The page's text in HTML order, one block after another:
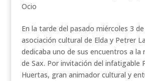
Ocio
En la tarde del pasado miércoles 3
asociación cultural de Elda y Petrer
dedicaba uno de sus encuentros a la
de Sax. Por invitación del infatigable
Huertas, gran animador cultural y